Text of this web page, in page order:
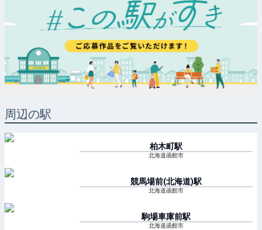
周辺の駅
柏木町駅
北海道函館市
競馬場前(北海道)駅
北海道函館市
駒場車庫前駅
北海道函館市